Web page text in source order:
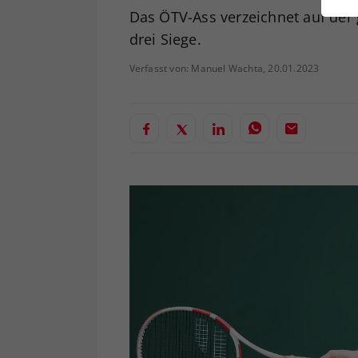
Das ÖTV-Ass verzeichnet auf
drei Siege.
Verfasst von: Manuel Wachta, 20.01.2023